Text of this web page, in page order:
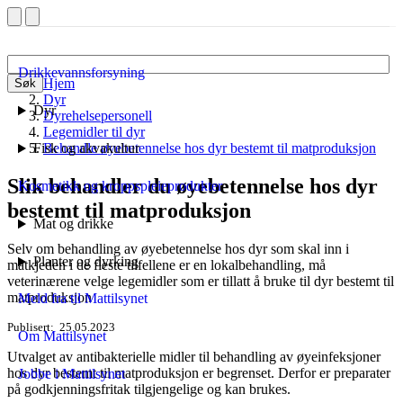
Søk
Drikkevannsforsyning
Dyr
Fisk og akvakultur
Kosmetikk og kroppspleieprodukter
Mat og drikke
Planter og dyrking
Meld fra til Mattilsynet
Om Mattilsynet
Jobbe i Mattilsynet
Hjem
Dyr
Dyrehelsepersonell
Legemidler til dyr
Behandle øyebetennelse hos dyr bestemt til matproduksjon
Slik behandler du øyebetennelse hos dyr
bestemt til matproduksjon
Selv om behandling av øyebetennelse hos dyr som skal inn i
matkjeden i de fleste tilfellene er en lokalbehandling, må
veterinærene velge legemidler som er tillatt å bruke til dyr bestemt til
matproduksjon
Publisert 25.05.2023
Utvalget av antibakterielle midler til behandling av øyeinfeksjoner
hos dyr bestemt til matproduksjon er begrenset. Derfor er preparater
på godkjenningsfritak tilgjengelige og kan brukes.